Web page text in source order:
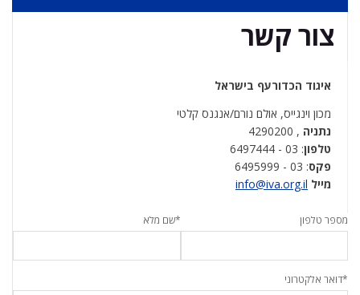
איגוד הכדורעף בישראל
מכון וינגייס, אולם נורם/אנגנס קלטי
נתניה , 4290200
טלפון: 03 - 6497444
פקס: 03 - 6495999
מייל info@iva.org.il
מספר טלפון *שם מלא
*דואר אלקטרוני
צור קשר